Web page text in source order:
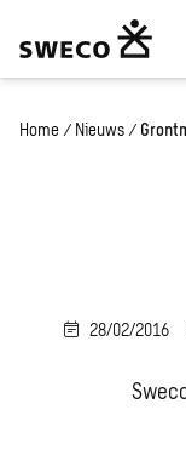
Home / Nieuws /
28/02/2016